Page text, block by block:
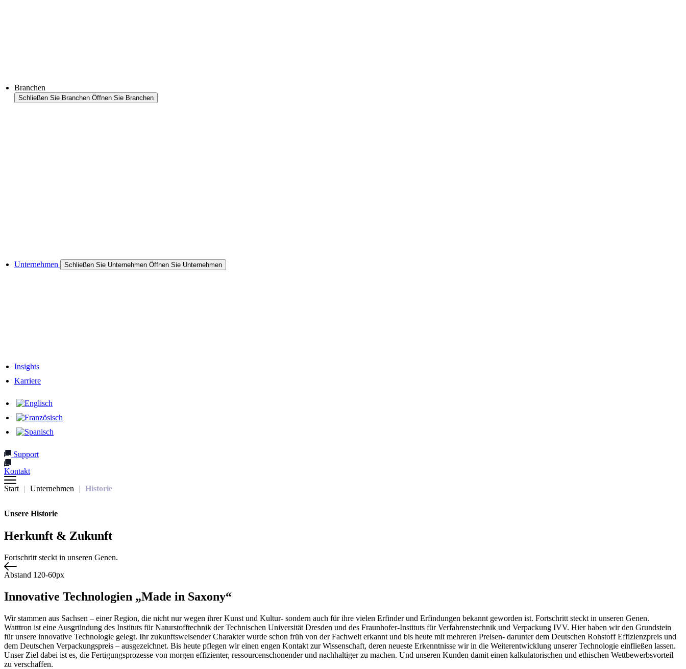
Branchen
Schließen Sie Branchen Öffnen Sie Branchen
Unternehmen
Schließen Sie Unternehmen Öffnen Sie Unternehmen
Insights
Karriere
Support
Kontakt
Start
Unternehmen Historie
Unsere Historie
Herkunft & Zukunft
Fortschritt steckt in unseren Genen.
Abstand 120-60px
Innovative Technologien „Made in Saxony“
Wir stammen aus Sachsen – einer Region, die nicht nur wegen ihrer Kunst und Kultur- sondern auch für ihre vielen Erfinder und Erfindungen bekannt geworden ist. Fortschritt steckt in unseren Genen.
Watttron ist eine Ausgründung des Instituts für Naturstofftechnik der Technischen Universität Dresden und des Fraunhofer-Instituts für Verfahrenstechnik und Verpackung IVV. Hier haben wir den Grundstein
für unsere innovative Technologie gelegt. Ihr zukunftsweisender Charakter wurde schon früh von der Fachwelt erkannt und bis heute mit mehreren Preisen- darunter dem Deutschen Rohstoff Effizienzpreis und
dem Deutschen Verpackungspreis – ausgezeichnet. Bis heute pflegen wir einen engen Kontakt zur Wissenschaft, deren neueste Erkenntnisse wir in die Weiterentwicklung unserer Technologie einfließen lassen.
Unser Ziel dabei ist es, die Fertigungsprozesse von morgen effizienter, ressourcenschonender und nachhaltiger zu machen. Und unseren Kunden damit einen kalkulatorischen und ethischen Wettbewerbsvorteil
zu verschaffen.